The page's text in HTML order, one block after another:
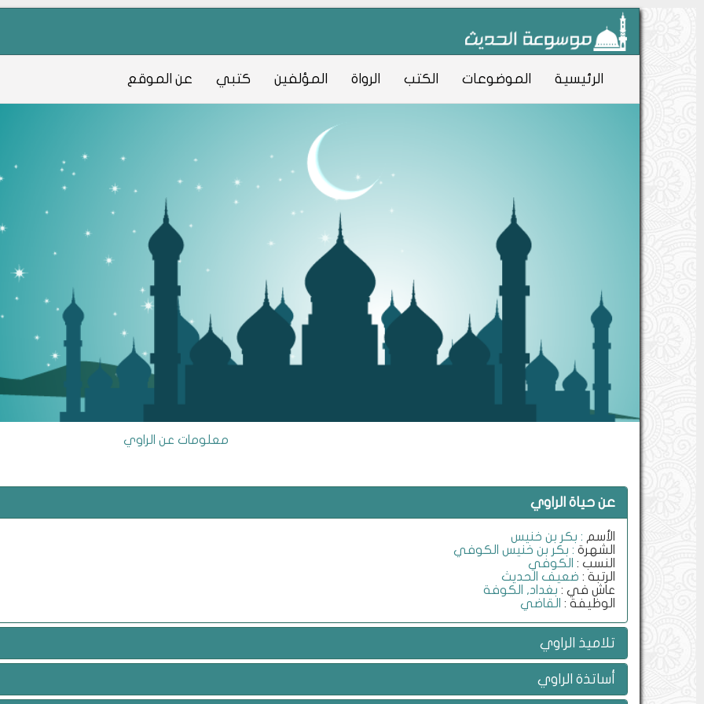
الرئيسية الموضوعات الكتب الرواة المؤلفين كتبي عن الموقع
معلومات عن الراوي
عن حياة الراوي
الأسم : بكر بن خنيس
الشهرة : بكر بن خنيس الكوفي
النسب : الكوفي
الرتبة : ضعيف الحديث
عاش في : بغداد, الكوفة
الوظيفة : القاضي
تلاميذ الراوي
أساتذة الراوي